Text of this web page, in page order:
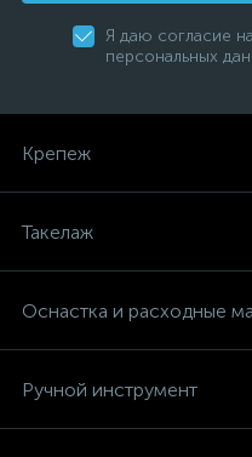
Я даю согласие
персональных
Крепеж
Такелаж
Оснастка и расходные
Ручной инструмент